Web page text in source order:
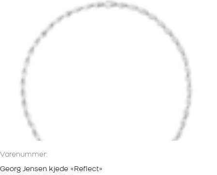
Varenummer:
Georg Jensen kjede «Reflect»